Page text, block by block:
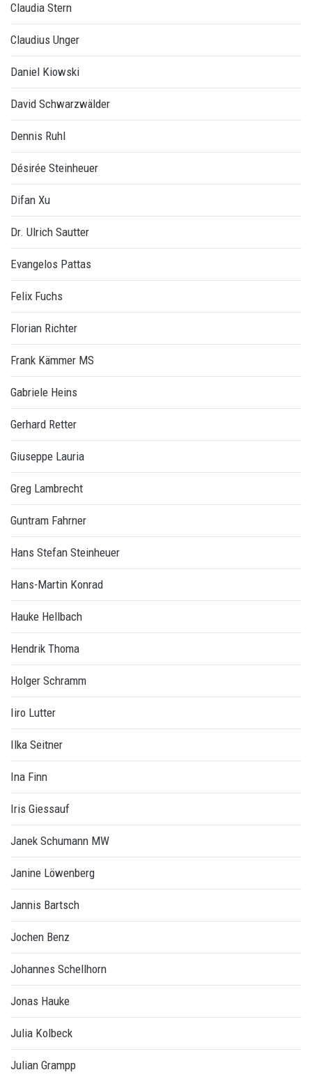
Claudia Stern
Claudius Unger
Daniel Kiowski
David Schwarzwälder
Dennis Ruhl
Désirée Steinheuer
Difan Xu
Dr. Ulrich Sautter
Evangelos Pattas
Felix Fuchs
Florian Richter
Frank Kämmer MS
Gabriele Heins
Gerhard Retter
Giuseppe Lauria
Greg Lambrecht
Guntram Fahrner
Hans Stefan Steinheuer
Hans-Martin Konrad
Hauke Hellbach
Hendrik Thoma
Holger Schramm
Iiro Lutter
Ilka Seitner
Ina Finn
Iris Giessauf
Janek Schumann MW
Janine Löwenberg
Jannis Bartsch
Jochen Benz
Johannes Schellhorn
Jonas Hauke
Julia Kolbeck
Julian Grampp